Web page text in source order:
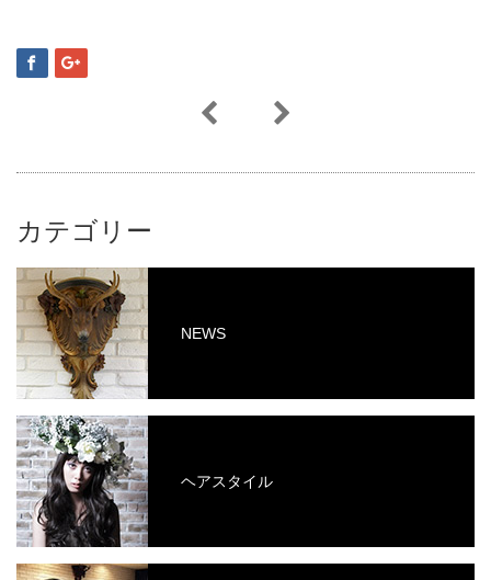
カテゴリー
NEWS
ヘアスタイル